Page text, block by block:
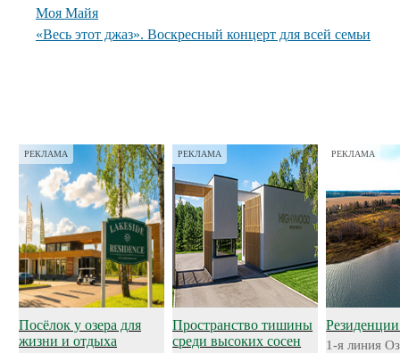
Моя Майя
«Весь этот джаз». Воскресный концерт для всей семьи
РЕКЛАМА
Посёлок у озера для
жизни и отдыха
РЕКЛАМА
Пространство тишины
среди высоких сосен
РЕКЛАМА
1-я линия